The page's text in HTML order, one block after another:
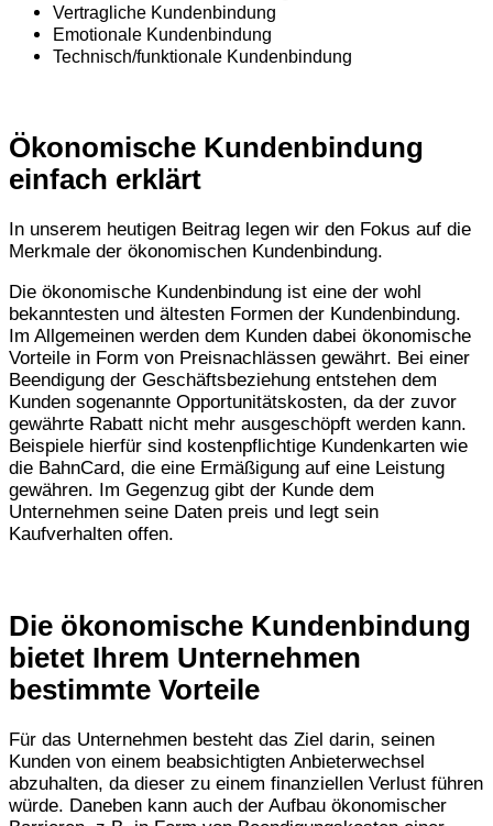
Vertragliche Kundenbindung
Emotionale Kundenbindung
Technisch/funktionale Kundenbindung
Ökonomische Kundenbindung
einfach erklärt
In unserem heutigen Beitrag legen wir den Fokus auf die
Merkmale der ökonomischen Kundenbindung.
Die ökonomische Kundenbindung ist eine der wohl
bekanntesten und ältesten Formen der Kundenbindung.
Im Allgemeinen werden dem Kunden dabei ökonomische
Vorteile in Form von Preisnachlässen gewährt. Bei einer
Beendigung der Geschäftsbeziehung entstehen dem
Kunden sogenannte Opportunitätskosten, da der zuvor
gewährte Rabatt nicht mehr ausgeschöpft werden kann.
Beispiele hierfür sind kostenpflichtige Kundenkarten wie
die BahnCard, die eine Ermäßigung auf eine Leistung
gewähren. Im Gegenzug gibt der Kunde dem
Unternehmen seine Daten preis und legt sein
Kaufverhalten offen.
Die ökonomische Kundenbindung
bietet Ihrem Unternehmen
bestimmte Vorteile
Für das Unternehmen besteht das Ziel darin, seinen
Kunden von einem beabsichtigten Anbieterwechsel
abzuhalten, da dieser zu einem finanziellen Verlust führen
würde. Daneben kann auch der Aufbau ökonomischer